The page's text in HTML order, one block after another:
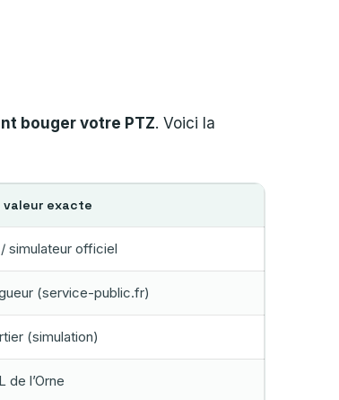
bouger votre PTZ. Voici la
valeur exacte
simulateur officiel
(service-public.fr)
(simulation)
de l’Orne